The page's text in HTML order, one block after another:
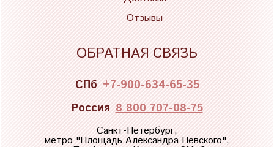
Отзывы
ОБРАТНАЯ СВЯЗЬ
СПб +7-900-634-65-35
Россия 8 800 707-08-75
Санкт-Петербург,
метро "Площадь Александра Невского",